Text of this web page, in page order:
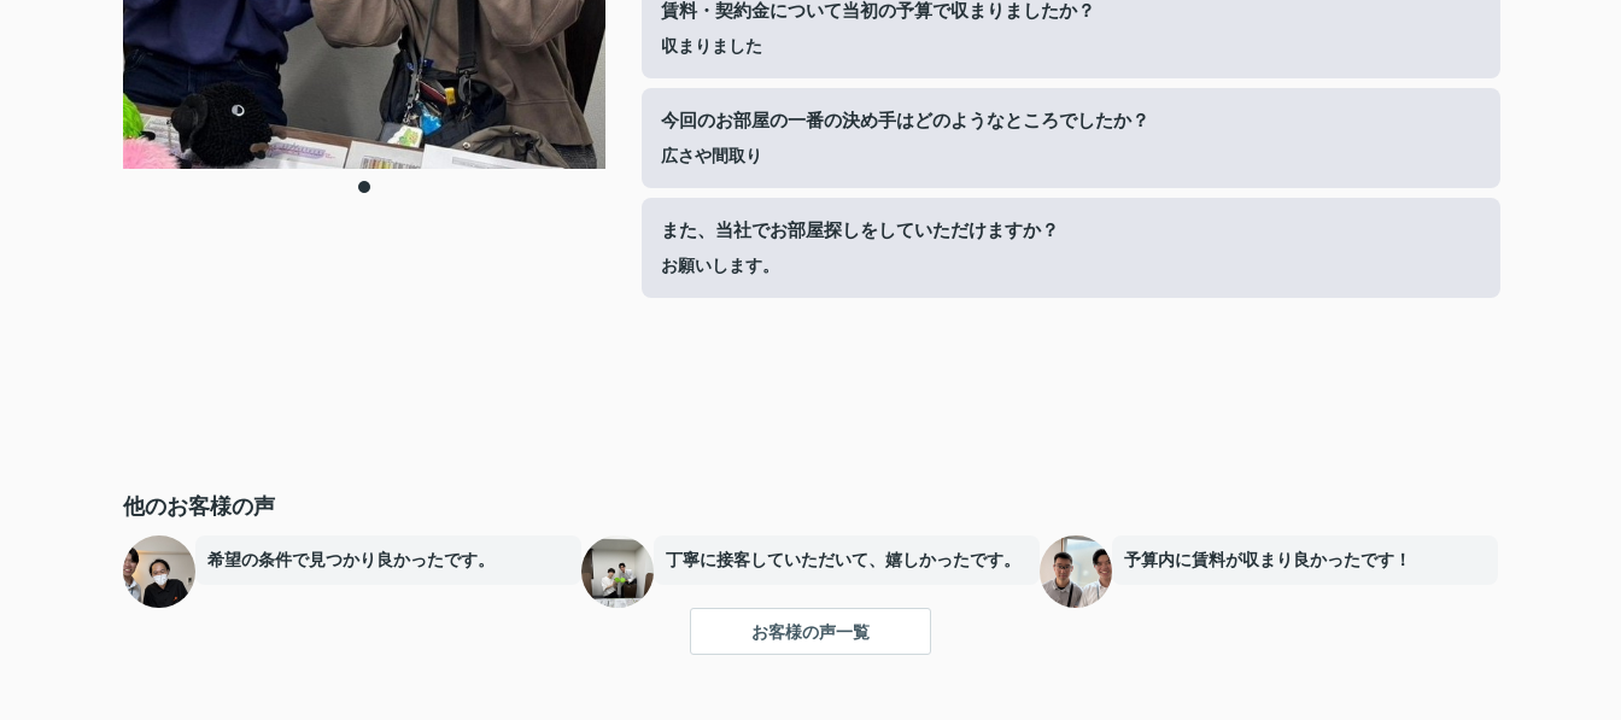
賃料・契約金について当初の予算で収まりましたか？
収まりました
今回のお部屋の一番の決め手はどのようなところでしたか？
広さや間取り
また、当社でお部屋探しをしていただけますか？
お願いします。
他のお客様の声
希望の条件で見つかり良かったです。 丁寧に接客していただいて、嬉しかったです。 予算内に賃料が収まり良かったです！
お客様の声一覧